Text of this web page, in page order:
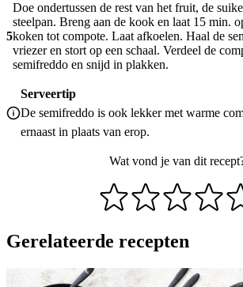
5
Doe ondertussen de rest van het fruit, de
steelpan. Breng aan de kook en laat 15 min.
koken tot compote. Laat afkoelen. Haal de
vriezer en stort op een schaal. Verdeel de
semifreddo en snijd in plakken.
Serveertip
De semifreddo is ook lekker met warme
ernaast in plaats van erop.
Wat vond je van dit
Gerelateerde recepten